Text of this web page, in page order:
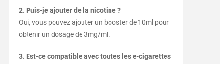
2. Puis-je ajouter de la nicotine ?
Oui, vous pouvez ajouter un booster de 10ml pour
obtenir un dosage de 3mg/ml.
3. Est-ce compatible avec toutes les e-cigarettes